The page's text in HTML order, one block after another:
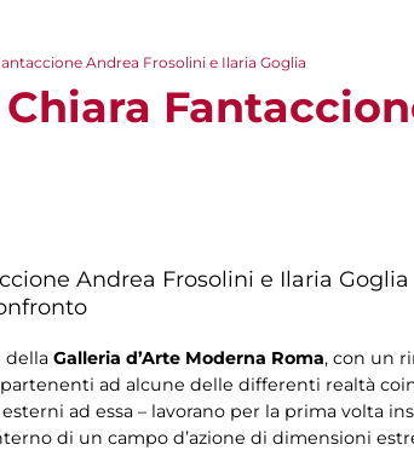
Andrea Frosolini e Ilaria Goglia
Chiara
Andrea Frosolini e Ilaria
della Galleria d’Arte Moderna Roma, con un
ad alcune delle differenti realtà
ad essa – lavorano per la prima volta
di un campo d’azione di dimensioni